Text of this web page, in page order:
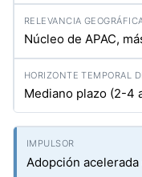
Núcleo de APAC,
Mediano plazo (2-4
Adopción